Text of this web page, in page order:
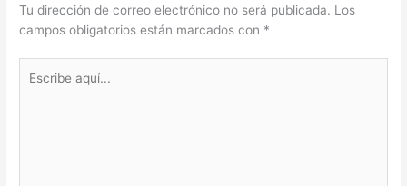
Tu dirección de correo electrónico no será publicada. Los
campos obligatorios están marcados con *
aquí...